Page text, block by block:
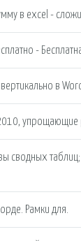
в excel -
-
вертикально в
упрощающие
сводных
Рамки для.